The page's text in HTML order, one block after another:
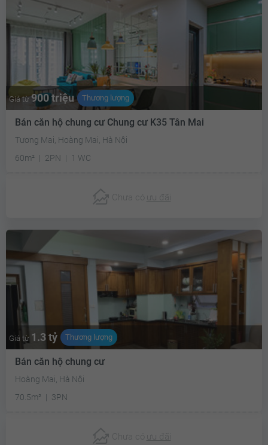
Giá từ900 triệu Thương lượng
Bán căn hộ chung cư Chung cư K35 Tân Mai
Tương Mai, Hoàng Mai, Hà Nội
60m²
2PN 1 WC
Chưa có ưu đãi
Giá từ 1.3 tỷ Thương lượng
Bán căn hộ chung cư
Hoàng Mai, Hà Nội
70.5m²
3PN
Chưa có ưu đãi